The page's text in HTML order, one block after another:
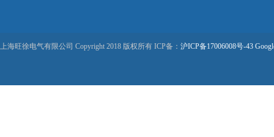
上海旺徐电气有限公司 Copyright 2018 版权所有 ICP备： 沪ICP备17006008号-43